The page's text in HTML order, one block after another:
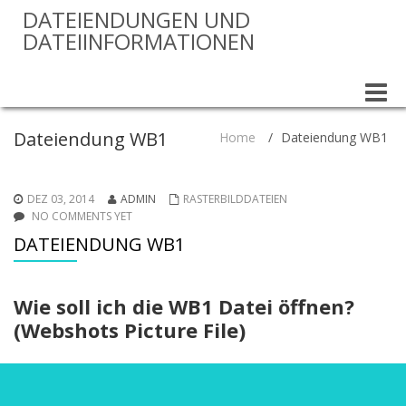
DATEIENDUNGEN UND
DATEIINFORMATIONEN
Toggle
Dateiendung WB1 Home / Dateiendung WB1
DEZ 03, 2014 ADMIN
RASTERBILDDATEIEN
NO COMMENTS YET
DATEIENDUNG WB1
Wie soll ich die WB1 Datei öffnen?
(Webshots Picture File)